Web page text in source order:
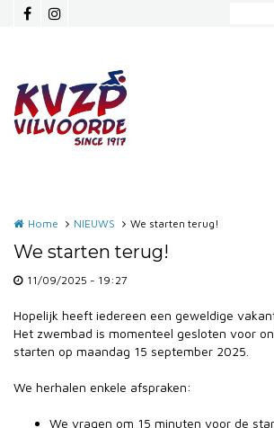
Overslaan en naar de inhoud gaan
Home NIEUWS We starten terug!
We starten terug!
11/09/2025 - 19:27
Hopelijk heeft iedereen een geweldige
Het zwembad is momenteel gesloten voor
starten op maandag 15 september 2025.
We herhalen enkele afspraken:
We vragen om 15 minuten voor de